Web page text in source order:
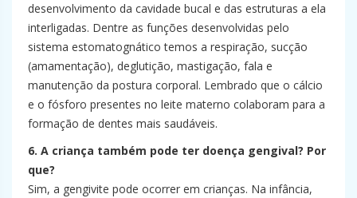
desenvolvimento da cavidade bucal e das estruturas a ela
interligadas. Dentre as funções desenvolvidas pelo
sistema estomatognático temos a respiração, sucção
(amamentação), deglutição, mastigação, fala e
manutenção da postura corporal. Lembrado que o cálcio
e o fósforo presentes no leite materno colaboram para a
formação de dentes mais saudáveis.
6. A criança também pode ter doença gengival? Por
que?
Sim, a gengivite pode ocorrer em crianças. Na infância,